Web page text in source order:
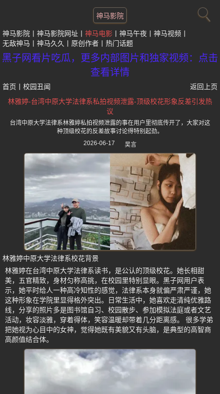
神马影院
神马影院 神马影院网址 神马电影 神马午夜
神马视频
无敌神马
神马久久 原创作者 热门话题
黑子网看片吃瓜，更多内部图片和独家视频：点击
查看详情
首页 校园丑闻
返回上页
林雅婷-台湾中原大学法律系私拍视频泄露-顶级校花形象反差引发热
议
台湾中原大学法律系林雅婷私拍视频泄露的事在用户里彻底传开了，大家对这
种顶级校花的反差故事讨论得特别起劲。
2026-06-17
吴言
林雅婷中原大学法律系校花背景
林雅婷在台湾中原大学法律系读书，是公认的顶级校花。她长相甜
美，五官精致，身材匀称高挑，在校园里特别显眼。黑子网用户表
示，她平时给人一种高冷知性的感觉，法律系本身就偏严肃严谨，她
这种形象在学院里显得格外突出。日常生活中，她喜欢走清纯优雅路
线，分享的照片多是图书馆自习、校园散步、参加模拟法庭或者文艺
活动，妆容淡雅，穿着得体，笑容温暖却带着几分距离感。 很多学弟
把她视为心目中的女神，觉得她既有美貌又有头脑，是典型的高智商
高颜值结合体。